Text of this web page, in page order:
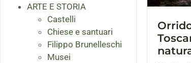
ARTE E STORIA
Castelli
Chiese e santuari
Filippo Brunelleschi
Musei